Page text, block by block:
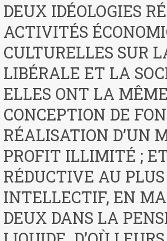
DEUX IDÉOLOGIES
ACTIVITÉS
CULTURELLES SUR
LIBÉRALE ET LA
ELLES ONT LA
CONCEPTION DE
RÉALISATION D’UN
PROFIT ILLIMITÉ ;
RÉDUCTIVE AU
INTELLECTIF, EN
DEUX DANS LA